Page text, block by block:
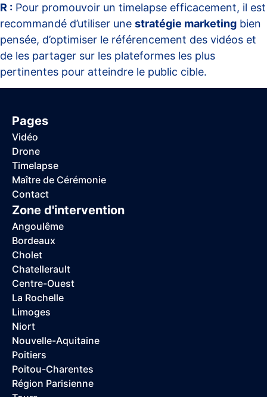
R : Pour promouvoir un timelapse efficacement, il est
recommandé d’utiliser une stratégie marketing bien
pensée, d’optimiser le référencement des vidéos et
de les partager sur les plateformes les plus
pertinentes pour atteindre le public cible.
Pages
Vidéo
Drone
Timelapse
Maître de Cérémonie
Contact
Zone d'intervention
Angoulême
Bordeaux
Cholet
Chatellerault
Centre-Ouest
La Rochelle
Limoges
Niort
Nouvelle-Aquitaine
Poitiers
Poitou-Charentes
Région Parisienne